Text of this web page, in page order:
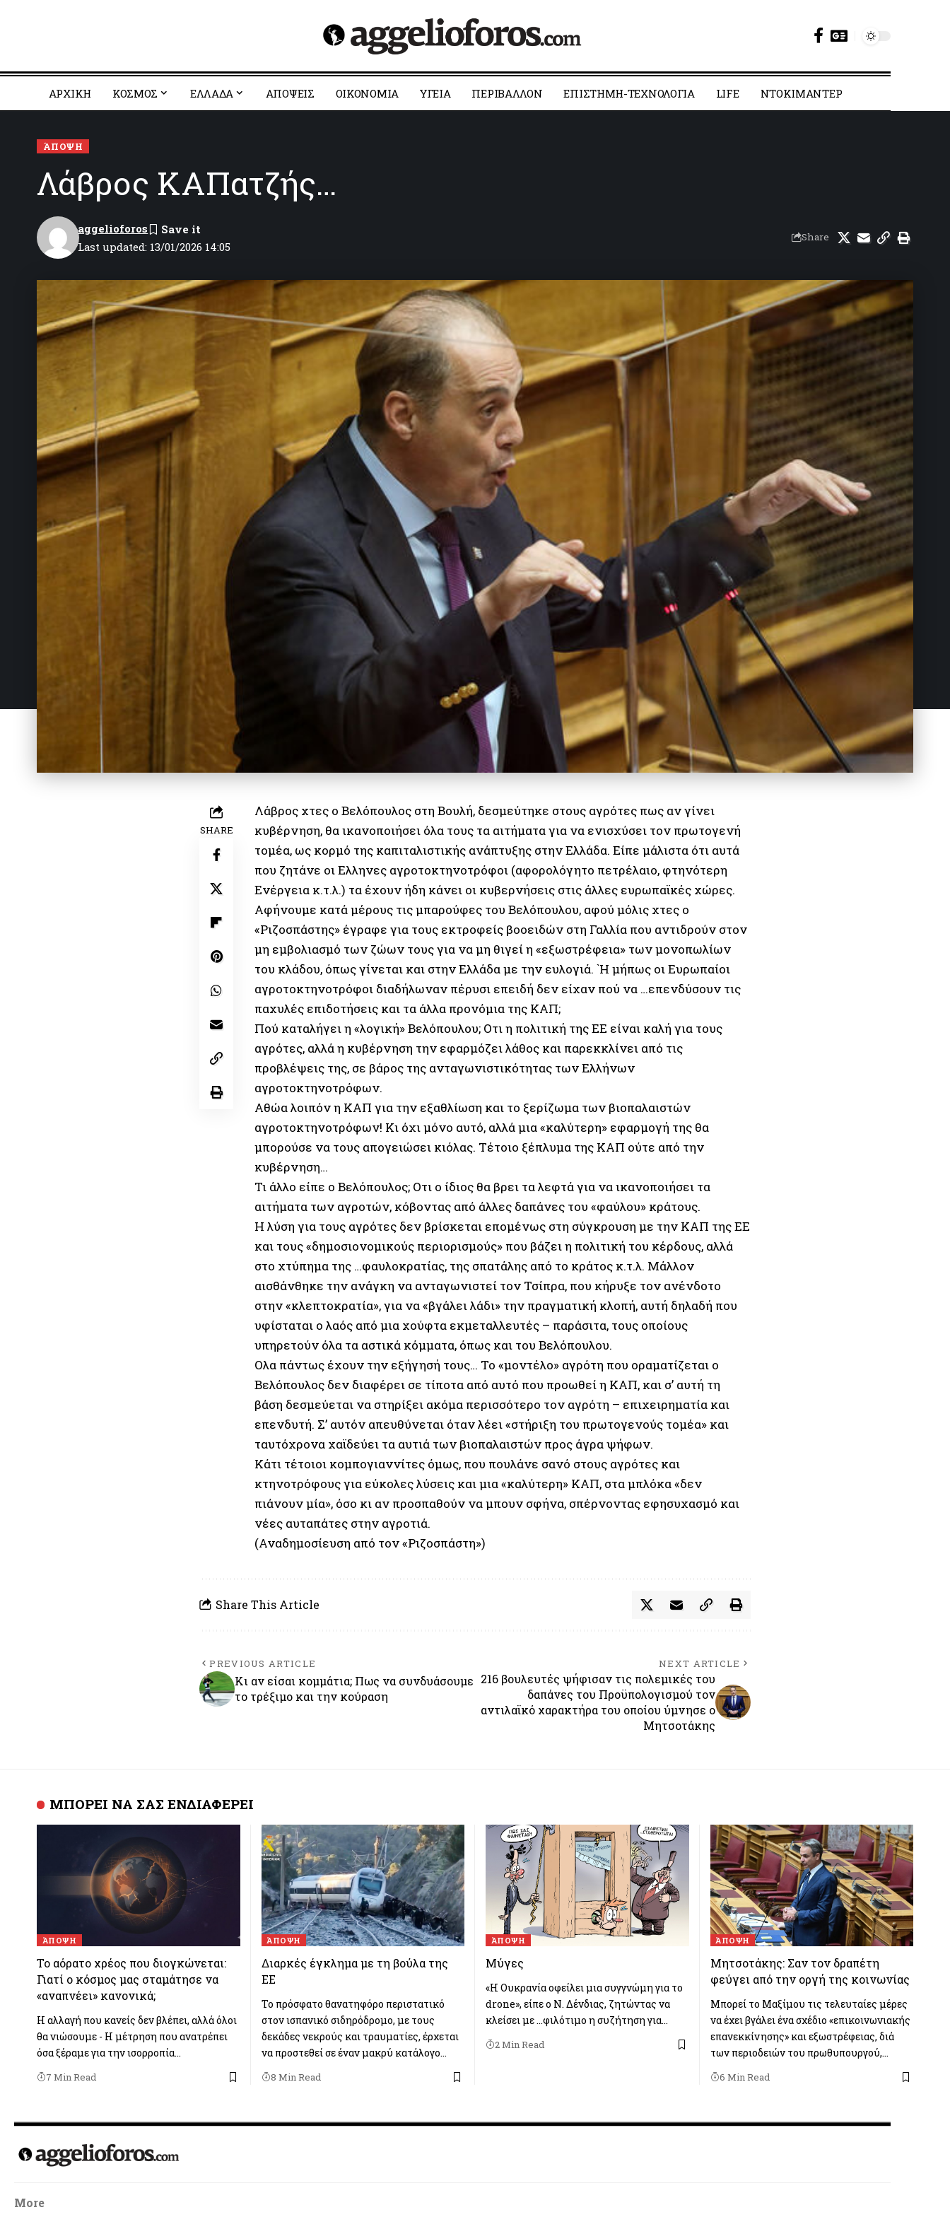
ΑΡΧΙΚΗ ΚΟΣΜΟΣ EΛΛΑΔΑ ΑΠΟΨΕΙΣ ΟΙΚΟΝΟΜΙΑ YΓΕΙΑ ΠΕΡΙΒΑΛΛΟΝ ΕΠΙΣΤΗΜΗ-ΤΕΧΝΟΛΟΓΙΑ LIFE ΝΤΟΚΙΜΑΝΤΕΡ
ΆΠΟΨΗ
Λάβρος ΚΑΠατζής…
Last updated: 13/01/2026 14:05
aggelioforos
Share
SHARE
Λάβρος χτες ο Βελόπουλος στη Βουλή, δεσμεύτηκε στους αγρότες πως αν γίνει
κυβέρνηση, θα ικανοποιήσει όλα τους τα αιτήματα για να ενισχύσει τον πρωτογενή
τομέα, ως κορμό της καπιταλιστικής ανάπτυξης στην Ελλάδα. Είπε μάλιστα ότι αυτά
που ζητάνε οι Ελληνες αγροτοκτηνοτρόφοι (αφορολόγητο πετρέλαιο, φτηνότερη
Ενέργεια κ.τ.λ.) τα έχουν ήδη κάνει οι κυβερνήσεις στις άλλες ευρωπαϊκές χώρες.
Αφήνουμε κατά μέρους τις μπαρούφες του Βελόπουλου, αφού μόλις χτες ο
«Ριζοσπάστης» έγραφε για τους εκτροφείς βοοειδών στη Γαλλία που αντιδρούν στον
μη εμβολιασμό των ζώων τους για να μη θιγεί η «εξωστρέφεια» των μονοπωλίων
του κλάδου, όπως γίνεται και στην Ελλάδα με την ευλογιά. `Η μήπως οι Ευρωπαίοι
αγροτοκτηνοτρόφοι διαδήλωναν πέρυσι επειδή δεν είχαν πού να …επενδύσουν τις
παχυλές επιδοτήσεις και τα άλλα προνόμια της ΚΑΠ;
Πού καταλήγει η «λογική» Βελόπουλου; Οτι η πολιτική της ΕΕ είναι καλή για τους
αγρότες, αλλά η κυβέρνηση την εφαρμόζει λάθος και παρεκκλίνει από τις
προβλέψεις της, σε βάρος της ανταγωνιστικότητας των Ελλήνων
αγροτοκτηνοτρόφων.
Αθώα λοιπόν η ΚΑΠ για την εξαθλίωση και το ξερίζωμα των βιοπαλαιστών
αγροτοκτηνοτρόφων! Κι όχι μόνο αυτό, αλλά μια «καλύτερη» εφαρμογή της θα
μπορούσε να τους απογειώσει κιόλας. Τέτοιο ξέπλυμα της ΚΑΠ ούτε από την
κυβέρνηση…
Τι άλλο είπε ο Βελόπουλος; Οτι ο ίδιος θα βρει τα λεφτά για να ικανοποιήσει τα
αιτήματα των αγροτών, κόβοντας από άλλες δαπάνες του «φαύλου» κράτους.
Η λύση για τους αγρότες δεν βρίσκεται επομένως στη σύγκρουση με την ΚΑΠ της ΕΕ
και τους «δημοσιονομικούς περιορισμούς» που βάζει η πολιτική του κέρδους, αλλά
στο χτύπημα της …φαυλοκρατίας, της σπατάλης από το κράτος κ.τ.λ. Μάλλον
αισθάνθηκε την ανάγκη να ανταγωνιστεί τον Τσίπρα, που κήρυξε τον ανένδοτο
στην «κλεπτοκρατία», για να «βγάλει λάδι» την πραγματική κλοπή, αυτή δηλαδή που
υφίσταται ο λαός από μια χούφτα εκμεταλλευτές – παράσιτα, τους οποίους
υπηρετούν όλα τα αστικά κόμματα, όπως και του Βελόπουλου.
Ολα πάντως έχουν την εξήγησή τους… Το «μοντέλο» αγρότη που οραματίζεται ο
Βελόπουλος δεν διαφέρει σε τίποτα από αυτό που προωθεί η ΚΑΠ, και σ’ αυτή τη
βάση δεσμεύεται να στηρίξει ακόμα περισσότερο τον αγρότη – επιχειρηματία και
επενδυτή. Σ’ αυτόν απευθύνεται όταν λέει «στήριξη του πρωτογενούς τομέα» και
ταυτόχρονα χαϊδεύει τα αυτιά των βιοπαλαιστών προς άγρα ψήφων.
Κάτι τέτοιοι κομπογιαννίτες όμως, που πουλάνε σανό στους αγρότες και
κτηνοτρόφους για εύκολες λύσεις και μια «καλύτερη» ΚΑΠ, στα μπλόκα «δεν
πιάνουν μία», όσο κι αν προσπαθούν να μπουν σφήνα, σπέρνοντας εφησυχασμό και
νέες αυταπάτες στην αγροτιά.
(Αναδημοσίευση από τον «Ριζοσπάστη»)
Share This Article
PREVIOUS ARTICLE
Κι αν είσαι κομμάτια; Πως να συνδυάσουμε
το τρέξιμο και την κούραση
NEXT ARTICLE
216 βουλευτές ψήφισαν τις πολεμικές του
δαπάνες του Προϋπολογισμού τον
αντιλαϊκό χαρακτήρα του οποίου ύμνησε ο
Μητσοτάκης
ΜΠΟΡΕΙ ΝΑ ΣΑΣ ΕΝΔΙΑΦΕΡΕΙ
ΆΠΟΨΗ
Το αόρατο χρέος που διογκώνεται:
Γιατί ο κόσμος μας σταμάτησε να
«αναπνέει» κανονικά;
Η αλλαγή που κανείς δεν βλέπει, αλλά όλοι
θα νιώσουμε - Η μέτρηση που ανατρέπει
όσα ξέραμε για την ισορροπία…
7 Min Read
ΆΠΟΨΗ
Διαρκές έγκλημα με τη βούλα της
ΕΕ
Το πρόσφατο θανατηφόρο περιστατικό
στον ισπανικό σιδηρόδρομο, με τους
δεκάδες νεκρούς και τραυματίες, έρχεται
να προστεθεί σε έναν μακρύ κατάλογο…
8 Min Read
ΆΠΟΨΗ
Μύγες
«Η Ουκρανία οφείλει μια συγγνώμη για το
drone», είπε ο Ν. Δένδιας, ζητώντας να
κλείσει με …φιλότιμο η συζήτηση για…
2 Min Read
ΆΠΟΨΗ
Μητσοτάκης: Σαν τον δραπέτη
φεύγει από την οργή της κοινωνίας
Μπορεί το Μαξίμου τις τελευταίες μέρες
να έχει βγάλει ένα σχέδιο «επικοινωνιακής
επανεκκίνησης» και εξωστρέφειας, διά
των περιοδειών του πρωθυπουργού,…
6 Min Read
More